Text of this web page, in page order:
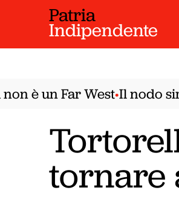
Patria
Indipendente
è un Far West•Il nodo
tornare